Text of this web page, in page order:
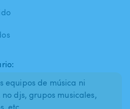
equipos de música ni
djs, grupos musicales,